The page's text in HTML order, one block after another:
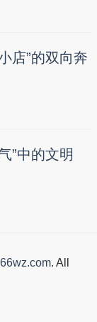
店”的双向奔
”中的文明
66wz.com. All